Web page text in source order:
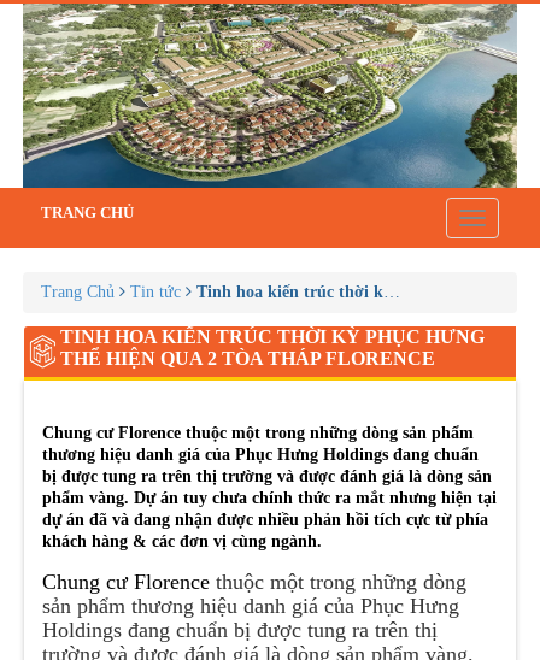
Toggle
TRANG CHỦ
Trang Chủ Tin tức Tinh hoa kiến trúc thời kỳ Phục Hưng thể
TINH HOA KIẾN TRÚC THỜI KỲ PHỤC HƯNG
THỂ HIỆN QUA 2 TÒA THÁP FLORENCE
Chung cư Florence thuộc một trong những dòng sản phẩm
thương hiệu danh giá của Phục Hưng Holdings đang chuẩn
bị được tung ra trên thị trường và được đánh giá là dòng sản
phẩm vàng. Dự án tuy chưa chính thức ra mắt nhưng hiện tại
dự án đã và đang nhận được nhiều phản hồi tích cực từ phía
khách hàng & các đơn vị cùng ngành.
Chung cư Florence thuộc một trong những dòng
sản phẩm thương hiệu danh giá của Phục Hưng
Holdings đang chuẩn bị được tung ra trên thị
trường và được đánh giá là dòng sản phẩm vàng.